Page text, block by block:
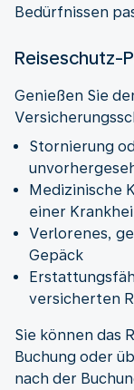
Bedürfnissen
Reiseschutz-
Genießen Sie
Stornierung
Medizinische
einer
Verlorenes,
Gepäck
versicherten
Sie können das
Buchung oder
nach der